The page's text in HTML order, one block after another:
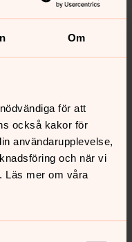
Om
för att
också kakor för
användarupplevelse,
och när vi
Läs mer om våra
Ta en titt i Göteborgs